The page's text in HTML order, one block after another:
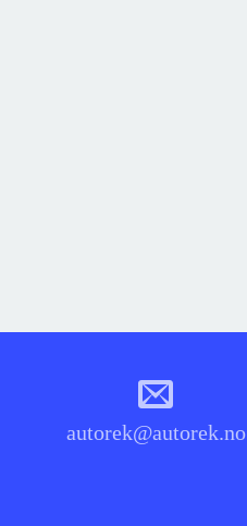
autorek@autorek.no